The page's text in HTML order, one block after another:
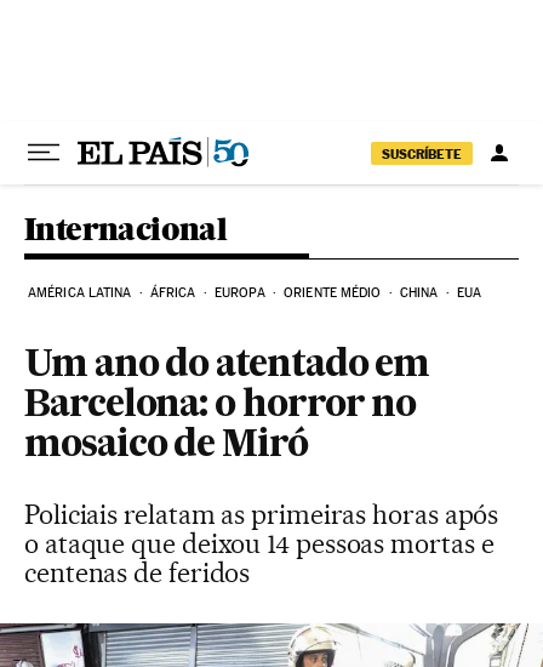
SUSCRÍBETE
Internacional
AMÉRICA LATINA ÁFRICA EUROPA ORIENTE MÉDIO CHINA EUA
Um ano do atentado em
Barcelona: o horror no
mosaico de Miró
Policiais relatam as primeiras horas após
o ataque que deixou 14 pessoas mortas e
centenas de feridos